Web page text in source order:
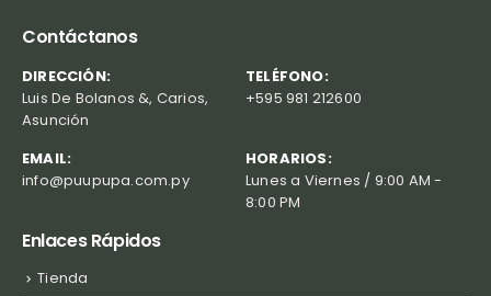
Contáctanos
DIRECCIÓN:
Luis De Bolanos &, Carios,
Asunción
TELÉFONO:
+595 981 212600
EMAIL:
info@puupupa.com.py
HORARIOS:
Lunes a Viernes / 9:00 AM -
8:00 PM
Enlaces Rápidos
Tienda